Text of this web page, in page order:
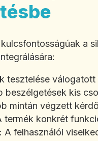
a
tesztelése
beszélgetések kis
mintán végzett
termék konkrét
A felhasználói